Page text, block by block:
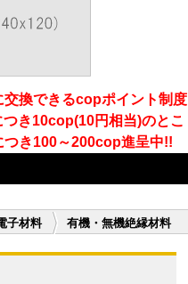
換できるcopポイント制度
き10cop(10円相当)のとこ
つき100～200cop進呈中!!
子材料 有機・無機絶縁材料